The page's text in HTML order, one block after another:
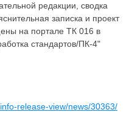
редакции, сводка
записка и проект
на портале ТК 016 в
стандартов/ПК-4"
release-view/news/30363/